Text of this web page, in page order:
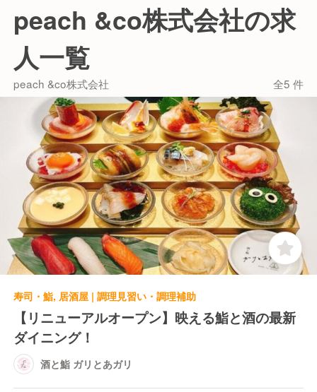
peach &co株式会社の求
人一覧
peach &co株式会社 全5 件
寿司・鮨, 居酒屋 | 調理見習い・調理補助
【リニューアルオープン】映える鮨と酒の最新
ダイニング！
酒と鮨 ガリとあガリ